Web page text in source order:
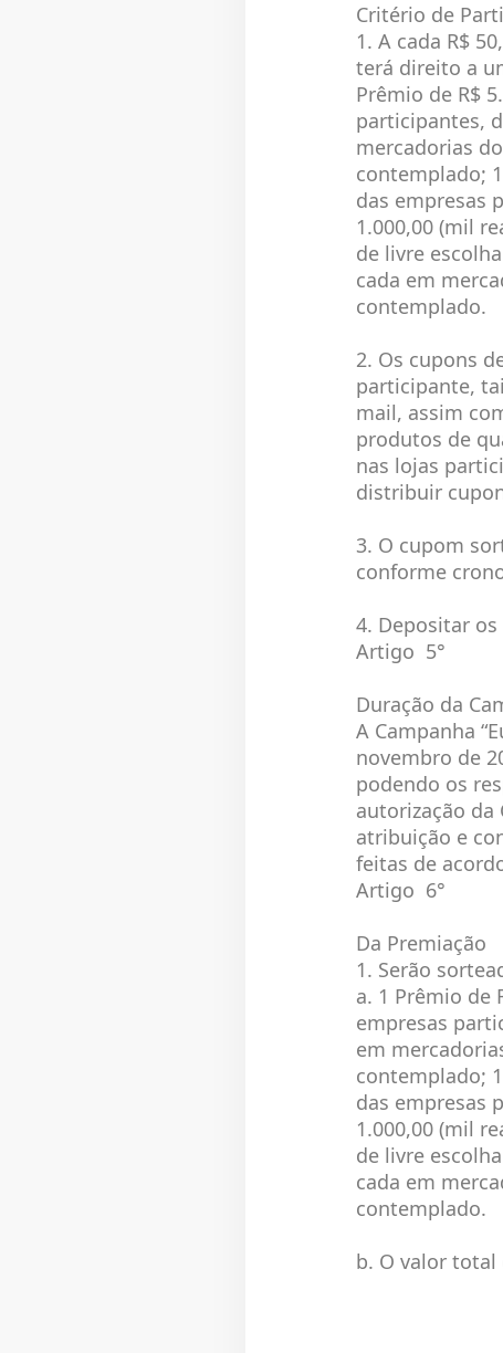
Critério de
1. A cada R$
terá direito a
Prêmio de R$
participantes,
mercadorias
contemplado;
das empresas
1.000,00 (mil
de livre
cada em
contemplado.
2. Os cupons
participante,
mail, assim
produtos de
nas lojas
distribuir
3. O cupom
conforme
4. Depositar
Artigo 5°
Duração da
A Campanha
novembro de
podendo os
autorização da
atribuição e
feitas de
Artigo 6°
Da Premiação
1. Serão
a. 1 Prêmio de
empresas
em
contemplado;
das empresas
1.000,00 (mil
de livre
cada em
contemplado.
b. O valor total